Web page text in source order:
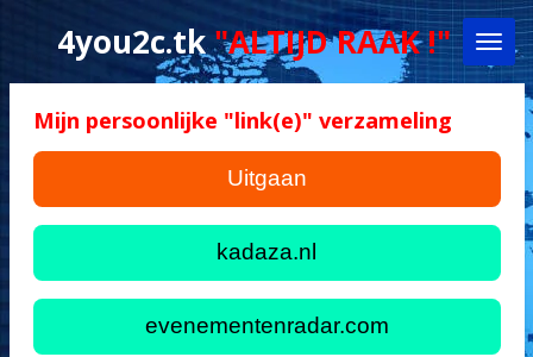
hoofdinhoud
4you2c.tk"ALTIJD RAAK !"
Mijn persoonlijke "link(e)" verzameling
Uitgaan
kadaza.nl
evenementenradar.com